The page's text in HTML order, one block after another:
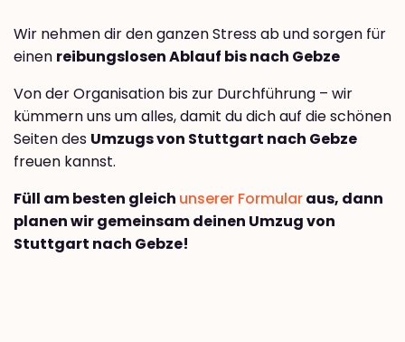
Wir nehmen dir den ganzen Stress ab und sorgen für
einen reibungslosen Ablauf bis nach Gebze
Von der Organisation bis zur Durchführung – wir
kümmern uns um alles, damit du dich auf die schönen
Seiten des Umzugs von Stuttgart nach Gebze
freuen kannst.
Füll am besten gleich unserer Formularaus, dann
planen wir gemeinsam deinen Umzug von
Stuttgart nach Gebze!